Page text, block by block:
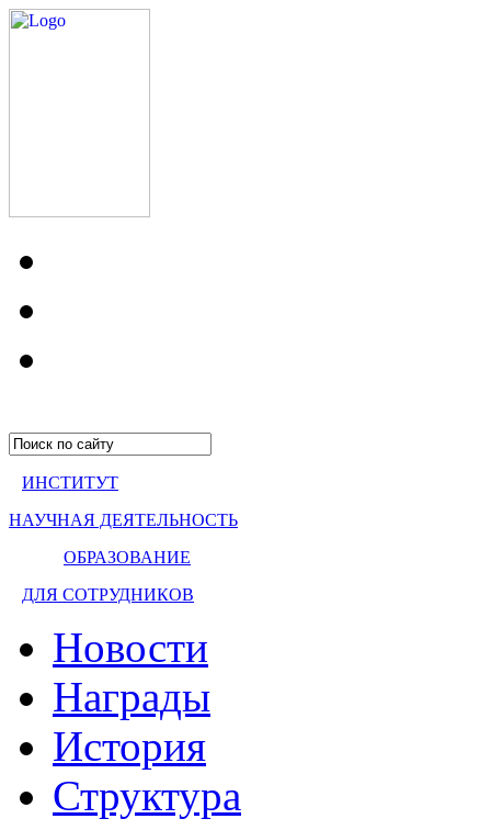
ИНСТИТУТ
НАУЧНАЯ ДЕЯТЕЛЬНОСТЬ
ОБРАЗОВАНИЕ
ДЛЯ СОТРУДНИКОВ
Новости
Награды
История
Структура